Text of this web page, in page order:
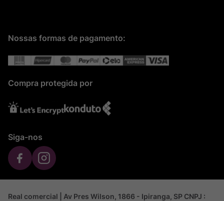
Nossas formas de pagamento:
Compra protegida por
Siga-nos
Real comercial | Av Pres Wilson, 1866 - Ipiranga, SP CNPJ :